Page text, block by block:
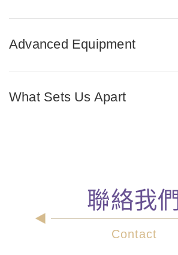
Advanced Equipment
What Sets Us Apart
聯絡我們
Contact